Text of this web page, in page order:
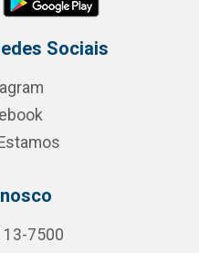
Sociais
7500